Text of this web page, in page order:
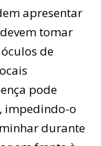
apresentar
tomar
de
pode
impedindo-o
durante